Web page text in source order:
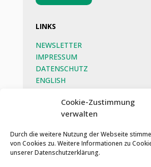
Cookie-Zustimmung
verwalten
Durch die weitere Nutzung der Webseite
von Cookies zu. Weitere Informationen zu
unserer Datenschutzerklärung.
LINKS
NEWSLETTER
IMPRESSUM
DATENSCHUTZ
ENGLISH
BEG
SOZIALE MEDIEN